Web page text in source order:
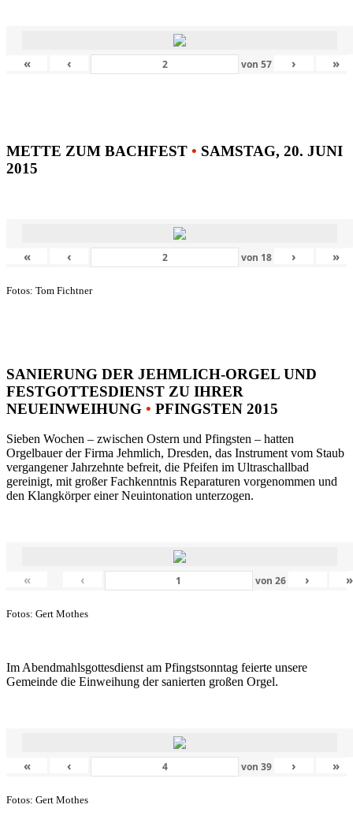
« ‹ von57 › »
METTE ZUM BACHFEST • SAMSTAG, 20. JUNI
2015
« ‹ von 18 › »
Fotos: Tom Fichtner
SANIERUNG DER JEHMLICH-ORGEL UND
FESTGOTTESDIENST ZU IHRER
NEUEINWEIHUNG • PFINGSTEN 2015
Sieben Wochen – zwischen Ostern und Pfingsten – hatten
Orgelbauer der Firma Jehmlich, Dresden, das Instrument vom Staub
vergangener Jahrzehnte befreit, die Pfeifen im Ultraschallbad
gereinigt, mit großer Fachkenntnis Reparaturen vorgenommen und
den Klangkörper einer Neuintonation unterzogen.
« ‹ von 26 › »
Fotos: Gert Mothes
Im Abendmahlsgottesdienst am Pfingstsonntag feierte unsere
Gemeinde die Einweihung der sanierten großen Orgel.
« ‹ von39 › »
Fotos: Gert Mothes